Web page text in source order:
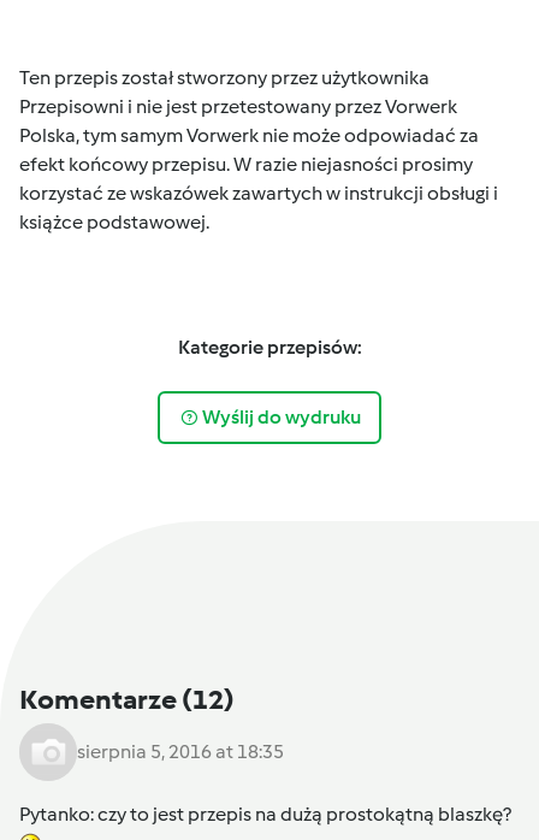
Ten przepis został stworzony przez użytkownika
Przepisowni i nie jest przetestowany przez Vorwerk
Polska, tym samym Vorwerk nie może odpowiadać za
efekt końcowy przepisu. W razie niejasności prosimy
korzystać ze wskazówek zawartych w instrukcji obsługi i
książce podstawowej.
Kategorie przepisów:
Wyślij do wydruku
Komentarze(12)
sierpnia 5, 2016 at 18:35
Pytanko: czy to jest przepis na dużą prostokątną blaszkę?